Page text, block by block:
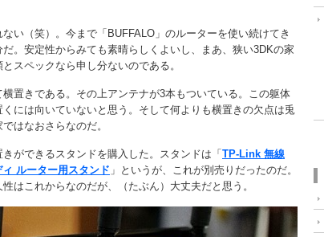
い（笑）。今まで「BUFFALO」のルーターを使い続けてき
。安定性からみても素晴らしくよいし、まあ、狭い3DKの家
スペックなら申し分ないのである。
置きである。その上アンテナが3本もついている。この躯体
には向いていないと思う。そして何よりも横置きの欠点は兎
はなおさらなのだ。
ができるスタンドを購入した。スタンドは「 TP-Link 無線
ルーター用スタンド 」というが、これが別売りだったのだ。
はこれからなのだが、（たぶん）大丈夫だと思う。